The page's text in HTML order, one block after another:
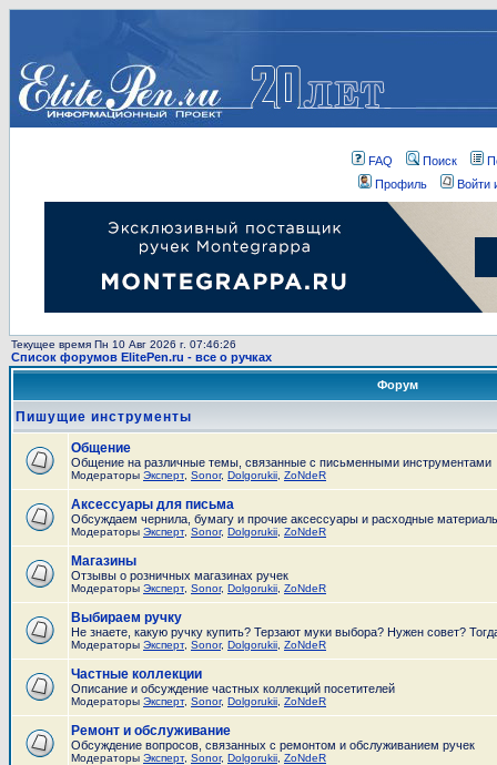
FAQ Поиск
Профиль
Войти
Текущее время Пн 10 Авг 2026 г. 07:46:26
Список форумов ElitePen.ru - все о ручках
Форум
Пишущие инструменты
Общение
Общение на различные темы, связанные с письменными инструментами
Модераторы Эксперт, Sonor, Dolgorukii ZoNdeR
Аксессуары для письма
Обсуждаем чернила, бумагу и прочие аксессуары и расходные
Модераторы Эксперт, Sonor, Dolgorukii ZoNdeR
Магазины
Отзывы о розничных магазинах ручек
Модераторы Эксперт, Sonor, Dolgorukii ZoNdeR
Выбираем ручку
Не знаете, какую ручку купить? Терзают муки выбора? Нужен совет?
Модераторы Эксперт, Sonor, Dolgorukii ZoNdeR
Частные коллекции
Описание и обсуждение частных коллекций посетителей
Модераторы Эксперт, Sonor, Dolgorukii ZoNdeR
Ремонт и обслуживание
Обсуждение вопросов, связанных с ремонтом и обслуживанием ручек
Модераторы Эксперт, Sonor, Dolgorukii ZoNdeR